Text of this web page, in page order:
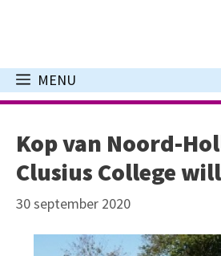
inhoud
MENU
Kop van Noord-
Clusius College
30 september 2020